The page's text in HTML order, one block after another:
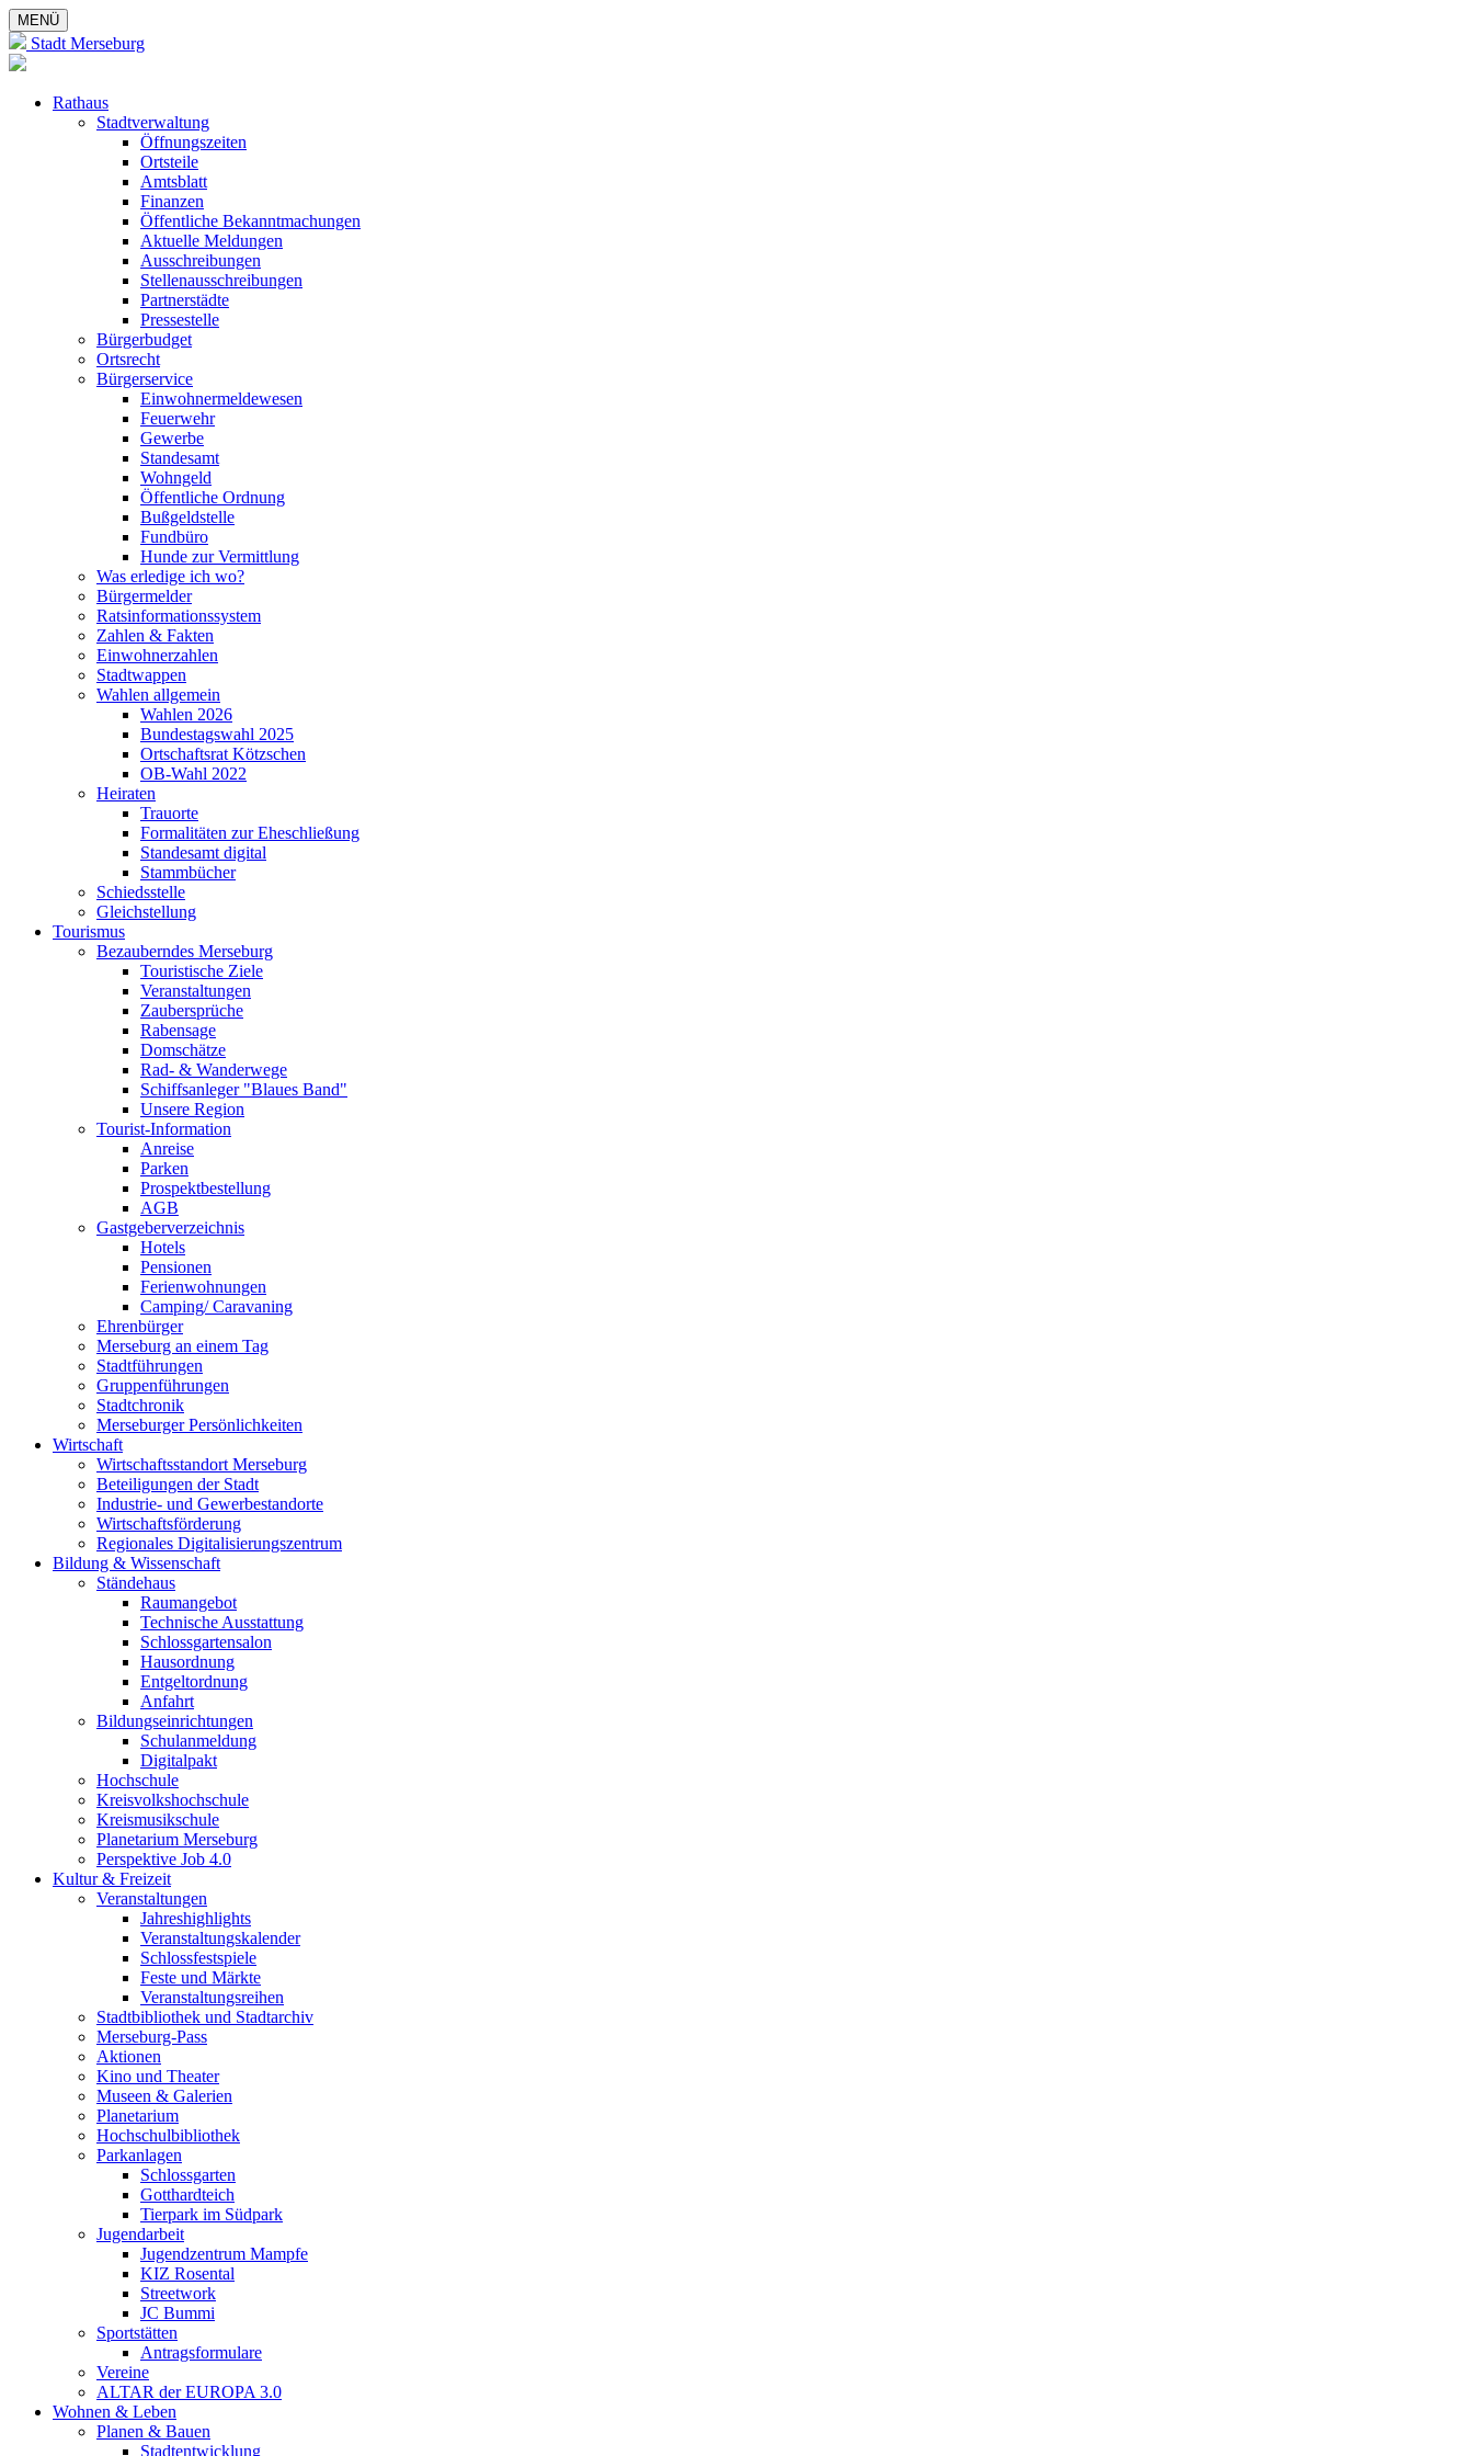
MENÜ
Stadt Merseburg
Rathaus
Stadtverwaltung
Öffnungszeiten
Ortsteile
Amtsblatt
Finanzen
Öffentliche Bekanntmachungen
Aktuelle Meldungen
Ausschreibungen
Stellenausschreibungen
Partnerstädte
Pressestelle
Bürgerbudget
Ortsrecht
Bürgerservice
Einwohnermeldewesen
Feuerwehr
Gewerbe
Standesamt
Wohngeld
Öffentliche Ordnung
Bußgeldstelle
Fundbüro
Hunde zur Vermittlung
Was erledige ich wo?
Bürgermelder
Ratsinformationssystem
Zahlen & Fakten
Einwohnerzahlen
Stadtwappen
Wahlen allgemein
Wahlen 2026
Bundestagswahl 2025
Ortschaftsrat Kötzschen
OB-Wahl 2022
Heiraten
Trauorte
Formalitäten zur Eheschließung
Standesamt digital
Stammbücher
Schiedsstelle
Gleichstellung
Tourismus
Bezauberndes Merseburg
Touristische Ziele
Veranstaltungen
Zaubersprüche
Rabensage
Domschätze
Rad- & Wanderwege
Schiffsanleger "Blaues Band"
Unsere Region
Tourist-Information
Anreise
Parken
Prospektbestellung
AGB
Gastgeberverzeichnis
Hotels
Pensionen
Ferienwohnungen
Camping/ Caravaning
Ehrenbürger
Merseburg an einem Tag
Stadtführungen
Gruppenführungen
Stadtchronik
Merseburger Persönlichkeiten
Wirtschaft
Wirtschaftsstandort Merseburg
Beteiligungen der Stadt
Industrie- und Gewerbestandorte
Wirtschaftsförderung
Regionales Digitalisierungszentrum
Bildung & Wissenschaft
Ständehaus
Raumangebot
Technische Ausstattung
Schlossgartensalon
Hausordnung
Entgeltordnung
Anfahrt
Bildungseinrichtungen
Schulanmeldung
Digitalpakt
Hochschule
Kreisvolkshochschule
Kreismusikschule
Planetarium Merseburg
Perspektive Job 4.0
Kultur & Freizeit
Veranstaltungen
Jahreshighlights
Veranstaltungskalender
Schlossfestspiele
Feste und Märkte
Veranstaltungsreihen
Stadtbibliothek und Stadtarchiv
Merseburg-Pass
Aktionen
Kino und Theater
Museen & Galerien
Planetarium
Hochschulbibliothek
Parkanlagen
Schlossgarten
Gotthardteich
Tierpark im Südpark
Jugendarbeit
Jugendzentrum Mampfe
KIZ Rosental
Streetwork
JC Bummi
Sportstätten
Antragsformulare
Vereine
ALTAR der EUROPA 3.0
Wohnen & Leben
Planen & Bauen
Stadtentwicklung